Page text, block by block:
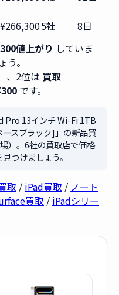
¥266,3005社
8日
値上がり していま
。
、2位は 買取
です。
Pro 13インチ Wi-Fi 1TB
スブラック]」の新品買
）。6社の買取店で価格
つけましょう。
取 / iPad買取 / ノート
買取 / iPadシリー